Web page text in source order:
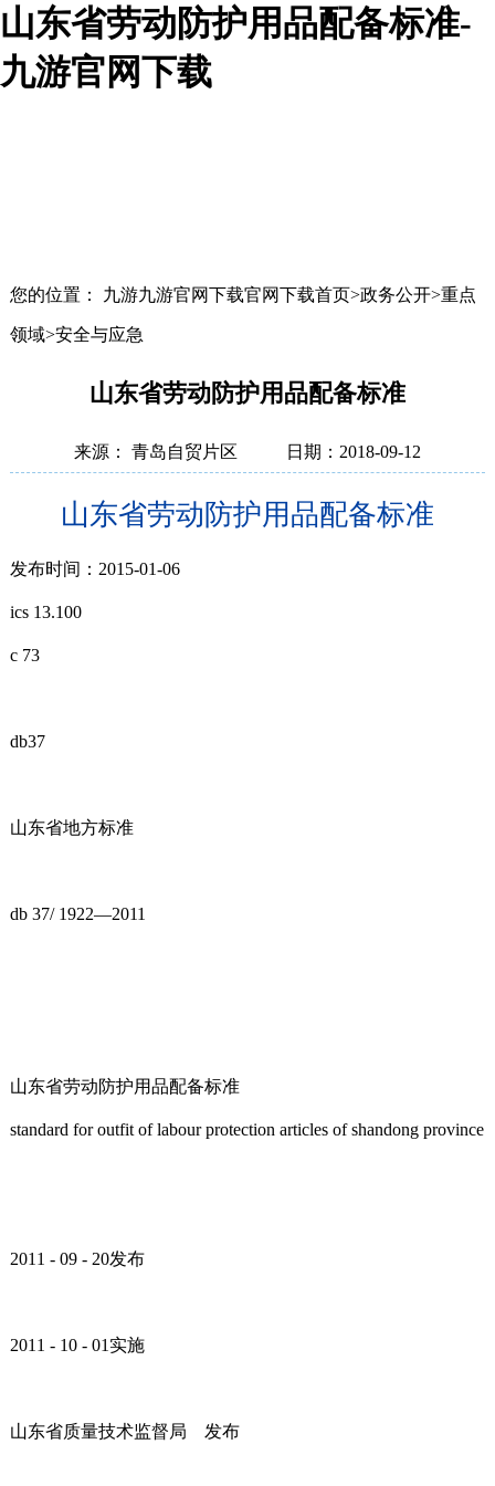
山东省劳动防护用品配备标准-
九游官网下载
您的位置： 九游九游官网下载官网下载首页>政务公开>重点
领域>安全与应急
山东省劳动防护用品配备标准
来源： 青岛自贸片区 日期：2018-09-12
山东省劳动防护用品配备标准
发布时间：2015-01-06
ics 13.100
c 73
db37
山东省地方标准
db 37/ 1922—2011
山东省劳动防护用品配备标准
standard for outfit of labour protection articles of shandong province
2011 - 09 - 20发布
2011 - 10 - 01实施
山东省质量技术监督局 发布